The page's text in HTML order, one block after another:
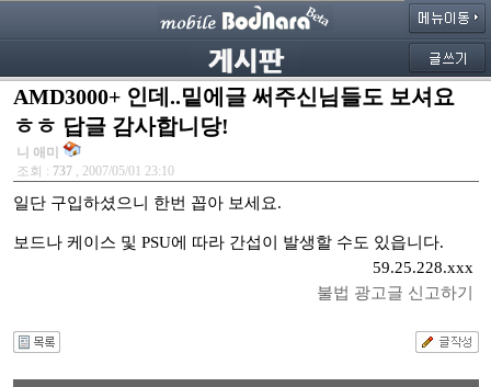
AMD3000+ 인데..밑에글 써주신님들도 보셔요
ㅎㅎ 답글 감사합니당!
니 애미
조회 : 737 , 2007/05/01 23:10
일단 구입하셨으니 한번 꼽아 보세요.
보드나 케이스 및 PSU에 따라 간섭이 발생할 수도 있읍니다.
59.25.228.xxx
불법 광고글 신고하기